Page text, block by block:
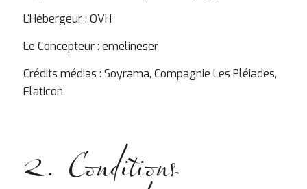
L‘Hébergeur : OVH
Le Concepteur : emelineser
Crédits médias : Soyrama, Compagnie Les Pléiades,
FlatIcon.
2. Conditions